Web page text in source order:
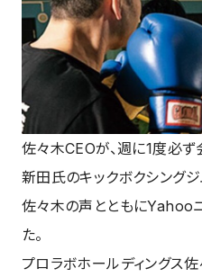
佐々木CEOが、週に1度必ず
新田氏のキックボクシングジ
佐々木の声とともにYahoo
た。
プロラボホールディングス